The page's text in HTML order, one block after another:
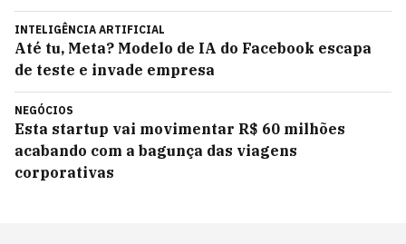
INTELIGÊNCIA ARTIFICIAL
Até tu, Meta? Modelo de IA do Facebook escapa
de teste e invade empresa
NEGÓCIOS
Esta startup vai movimentar R$ 60 milhões
acabando com a bagunça das viagens
corporativas